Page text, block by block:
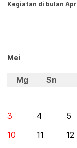
Kegiatan di bulan
Mei
Mg Sn
3
4 5
10
11 12